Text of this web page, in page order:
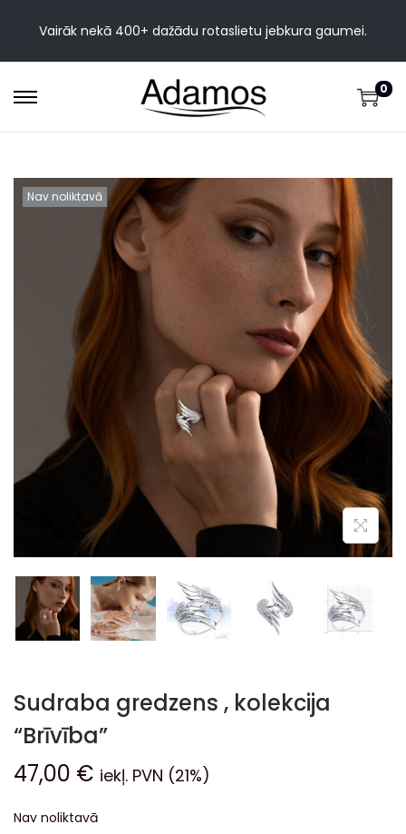
Vairāk nekā 400+ dažādu rotaslietu jebkura gaumei.
0
Nav noliktavā
Sudraba gredzens , kolekcija
“Brīvība”
47,00 € iekļ. PVN (21%)
Nav noliktavā